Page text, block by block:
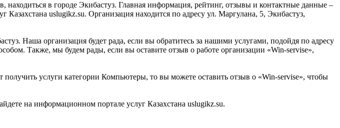
в городе Экибастуз. Главная информация, рейтинг, отзывы и контактные данные –
uslugikz.su. Организация находится по адресу ул. Маргулана, 5, Экибастуз,
Наша организация будет рада, если вы обратитесь за нашими услугами, подойдя по адресу
Также, мы будем рады, если вы оставите отзыв о работе организации «Win-servise»,
услуги категории Компьютеры, то вы можете оставить отзыв о «Win-servise», чтобы
на информационном портале услуг Казахстана uslugikz.su.